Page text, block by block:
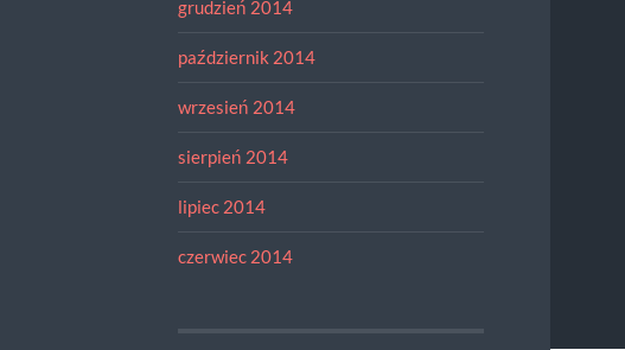
grudzień 2014
październik 2014
wrzesień 2014
sierpień 2014
lipiec 2014
czerwiec 2014